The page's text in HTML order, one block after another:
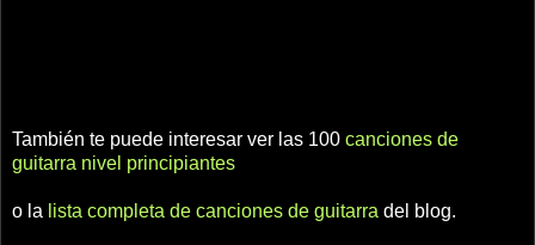
También te puede interesar ver las 100 canciones de
guitarra nivel principiantes
o la lista completa de canciones de guitarra del blog.